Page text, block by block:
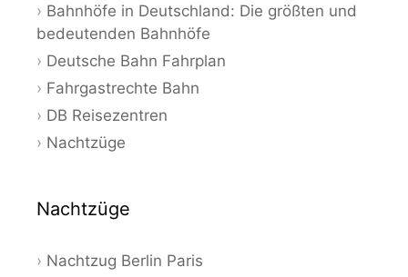
Bahnhöfe in Deutschland: Die größten und
bedeutenden Bahnhöfe
Deutsche Bahn Fahrplan
Fahrgastrechte Bahn
DB Reisezentren
Nachtzüge
Nachtzüge
Nachtzug Berlin Paris